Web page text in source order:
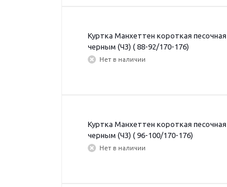
Куртка Манхеттен короткая
черным (ЧЗ) ( 88-92/170-176)
Нет в наличии
Куртка Манхеттен короткая
черным (ЧЗ) ( 96-100/170-176)
Нет в наличии